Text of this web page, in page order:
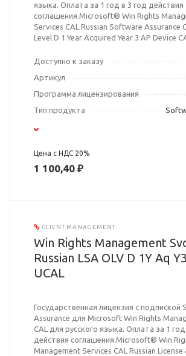
языка. Оплата за 1 год в 3 год действия
соглашения.Microsoft® Win Rights
Services CAL Russian Software Assurance
Level D 1 Year Acquired Year 3 AP Device
Доступно к заказу
Артикул
Программа лицензирования
Тип продукта
Цена с НДС 20%
1 100,40 ₽
CLIENT MANAGEMENT
Win Rights Management
Russian LSA OLV D 1Y Aq
UCAL
Государственная лицензия с подпиской
Assurance для Microsoft Win Rights
CAL для русского языка. Оплата за 1 год
действия соглашения.Microsoft® Win
Management Services CAL Russian